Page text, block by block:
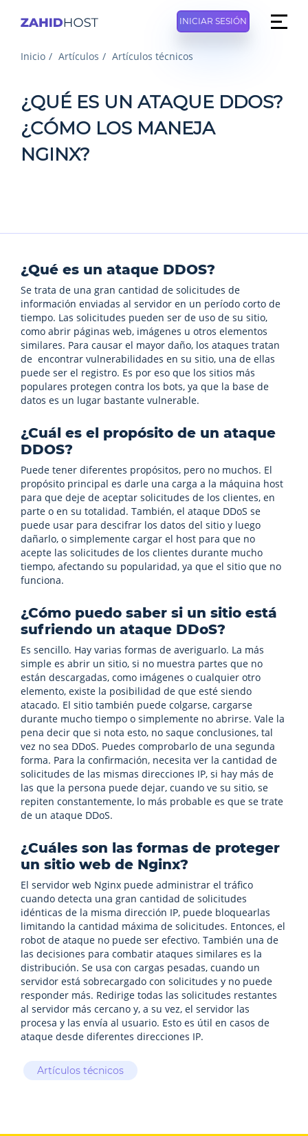
INICIAR SESIÓN
Inicio Artículos Artículos técnicos
¿QUÉ ES UN ATAQUE DDOS?
¿CÓMO LOS MANEJA
NGINX?
¿Qué es un ataque DDOS?
Se trata de una gran cantidad de solicitudes de
información enviadas al servidor en un período corto de
tiempo. Las solicitudes pueden ser de uso de su sitio,
como abrir páginas web, imágenes u otros elementos
similares. Para causar el mayor daño, los ataques tratan
de encontrar vulnerabilidades en su sitio, una de ellas
puede ser el registro. Es por eso que los sitios más
populares protegen contra los bots, ya que la base de
datos es un lugar bastante vulnerable.
¿Cuál es el propósito de un ataque
DDOS?
Puede tener diferentes propósitos, pero no muchos. El
propósito principal es darle una carga a la máquina host
para que deje de aceptar solicitudes de los clientes, en
parte o en su totalidad. También, el ataque DDoS se
puede usar para descifrar los datos del sitio y luego
dañarlo, o simplemente cargar el host para que no
acepte las solicitudes de los clientes durante mucho
tiempo, afectando su popularidad, ya que el sitio que no
funciona.
¿Cómo puedo saber si un sitio está
sufriendo un ataque DDoS?
Es sencillo. Hay varias formas de averiguarlo. La más
simple es abrir un sitio, si no muestra partes que no
están descargadas, como imágenes o cualquier otro
elemento, existe la posibilidad de que esté siendo
atacado. El sitio también puede colgarse, cargarse
durante mucho tiempo o simplemente no abrirse. Vale la
pena decir que si nota esto, no saque conclusiones, tal
vez no sea DDoS. Puedes comprobarlo de una segunda
forma. Para la confirmación, necesita ver la cantidad de
solicitudes de las mismas direcciones IP, si hay más de
las que la persona puede dejar, cuando ve su sitio, se
repiten constantemente, lo más probable es que se trate
de un ataque DDoS.
¿Cuáles son las formas de proteger
un sitio web de Nginx?
El servidor web Nginx puede administrar el tráfico
cuando detecta una gran cantidad de solicitudes
idénticas de la misma dirección IP, puede bloquearlas
limitando la cantidad máxima de solicitudes. Entonces, el
robot de ataque no puede ser efectivo. También una de
las decisiones para combatir ataques similares es la
distribución. Se usa con cargas pesadas, cuando un
servidor está sobrecargado con solicitudes y no puede
responder más. Redirige todas las solicitudes restantes
al servidor más cercano y, a su vez, el servidor las
procesa y las envía al usuario. Esto es útil en casos de
ataque desde diferentes direcciones IP.
Artículos técnicos